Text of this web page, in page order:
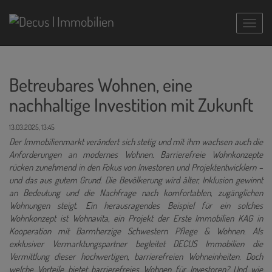
Betreubares Wohnen, eine
nachhaltige Investition mit Zukunft
13.03.2025, 13:45
Der Immobilienmarkt verändert sich stetig und mit ihm wachsen auch die
Anforderungen an modernes Wohnen. Barrierefreie Wohnkonzepte
rücken zunehmend in den Fokus von Investoren und Projektentwicklern –
und das aus gutem Grund. Die Bevölkerung wird älter, Inklusion gewinnt
an Bedeutung und die Nachfrage nach komfortablen, zugänglichen
Wohnungen steigt. Ein herausragendes Beispiel für ein solches
Wohnkonzept ist Wohnavita, ein Projekt der Erste Immobilien KAG in
Kooperation mit Barmherzige Schwestern Pflege & Wohnen. Als
exklusiver Vermarktungspartner begleitet DECUS Immobilien die
Vermittlung dieser hochwertigen, barrierefreien Wohneinheiten. Doch
welche Vorteile bietet barrierefreies Wohnen für Investoren? Und wie